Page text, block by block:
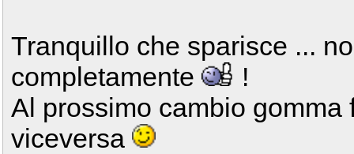
Tranquillo che sparisce ...
completamente
!
Al prossimo cambio gomma
viceversa